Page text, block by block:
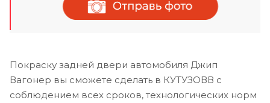
Покраску задней двери автомобиля Джип
Вагонер вы сможете сделать в КУТУЗОВВ с
соблюдением всех сроков, технологических норм